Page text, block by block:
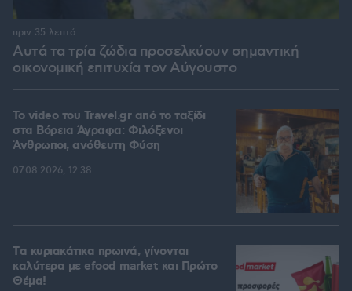
Αυτά τα τρία ζώδια προσελκύουν σημαντική
οικονομική επιτυχία τον Αύγουστο
πριν 35 λεπτά
To video του Travel.gr από το ταξίδι
στα Βόρεια Άγραφα: Φιλόξενοι
Άνθρωποι, ανόθευτη Φύση
07.08.2026, 12:38
Tα κυριακάτικα πρωινά, γίνονται
καλύτερα με efood market και Πρώτο
Θέμα!